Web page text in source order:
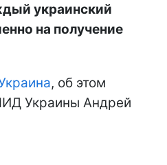
украинский
на получение
, об этом
Украины Андрей